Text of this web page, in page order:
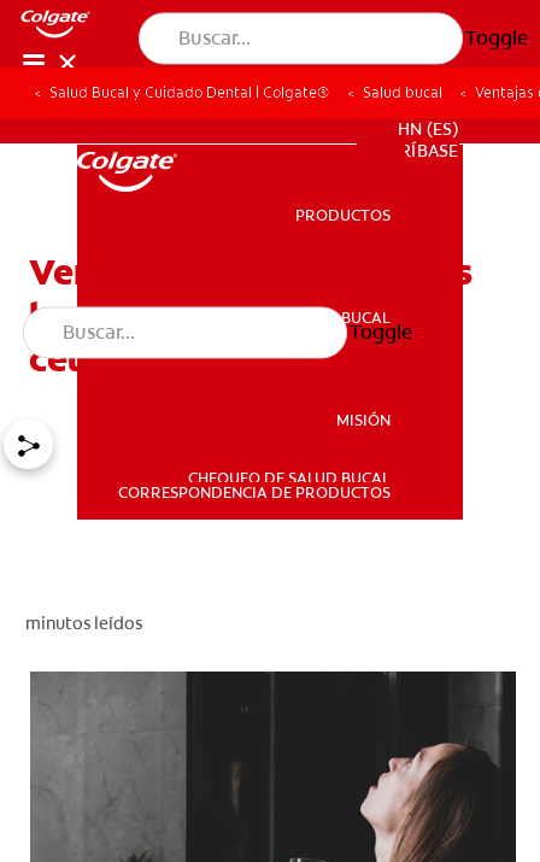
Toggle
SALUD BUCAL
HN (ES)
SUSCRÍBASE
HN (ES)
SUSCRÍBASE
PRODUCTOS
SALUD BUCAL
MISIÓN
CHEQUEO DE SALUD BUCAL
CORRESPONDENCIA DE PRODUCTOS
Toggle
Salud Bucal y Cuidado Dental | Colgate® Salud bucal Ventajas
Ventajas de los enjuagues
bucales con cloruro de
cetilpiridinio
minutos leídos